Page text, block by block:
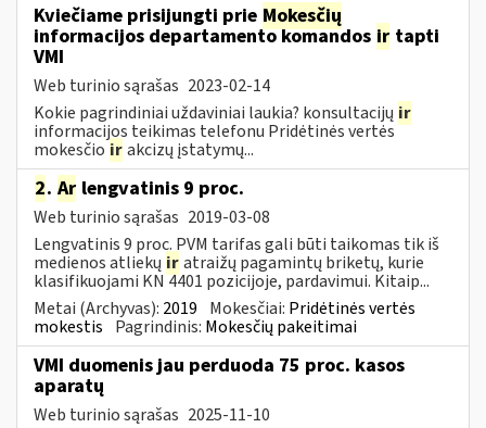
Kviečiame prisijungti prie Mokesčių
informacijos departamento komandos ir tapti
VMI
Web turinio sąrašas 2023-02-14
Kokie pagrindiniai uždaviniai laukia? konsultacijų ir
informacijos teikimas telefonu Pridėtinės vertės
mokesčio irakcizų įstatymų...
2. Ar lengvatinis 9 proc.
Web turinio sąrašas 2019-03-08
Lengvatinis 9 proc. PVM tarifas gali būti taikomas tik iš
medienos atliekų iratraižų pagamintų briketų, kurie
klasifikuojami KN 4401 pozicijoje, pardavimui. Kitaip...
Metai (Archyvas): 2019 Mokesčiai: Pridėtinės vertės
mokestis Pagrindinis: Mokesčių pakeitimai
VMI duomenis jau perduoda 75 proc. kasos
aparatų
Web turinio sąrašas 2025-11-10